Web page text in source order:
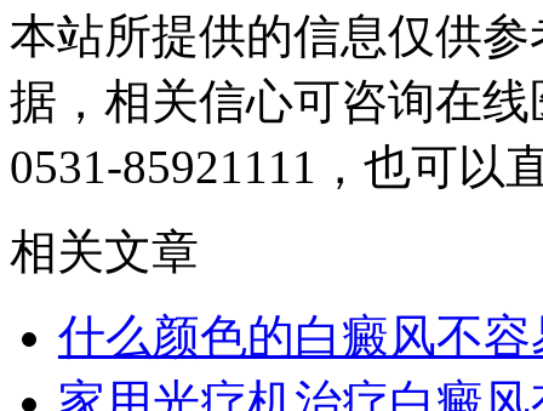
本站所提供的信息仅供
据，相关信心可咨询在
0531-85921111 ，也可以
相关文章
什么颜色的白癜风不